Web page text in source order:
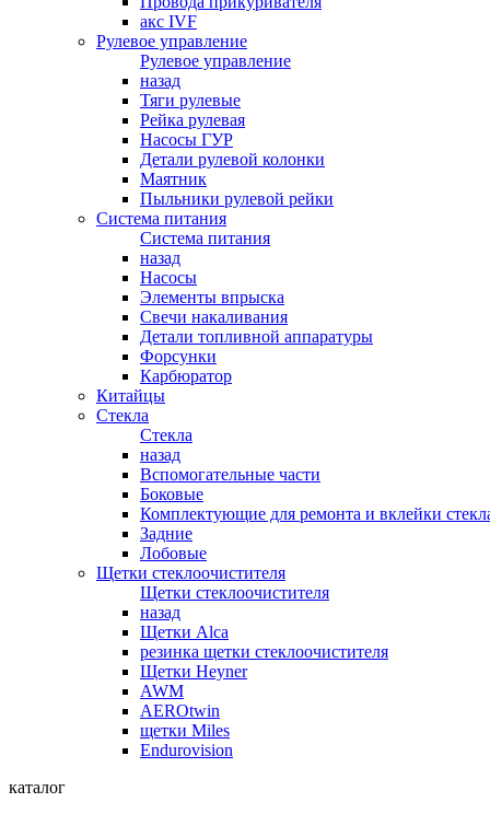
акс IVF
Рулевое управление
Рулевое управление
назад
Тяги рулевые
Рейка рулевая
Насосы ГУР
Детали рулевой колонки
Маятник
Пыльники рулевой рейки
Система питания
Система питания
назад
Насосы
Элементы впрыска
Свечи накаливания
Детали топливной аппаратуры
Форсунки
Карбюратор
Китайцы
Стекла
Стекла
назад
Вспомогательные части
Боковые
Комплектующие для ремонта и вклейки
Задние
Лобовые
Щетки стеклоочистителя
Щетки стеклоочистителя
назад
Щетки Alca
резинка щетки стеклоочистителя
Щетки Heyner
AWM
AEROtwin
щетки Miles
Endurovision
каталог